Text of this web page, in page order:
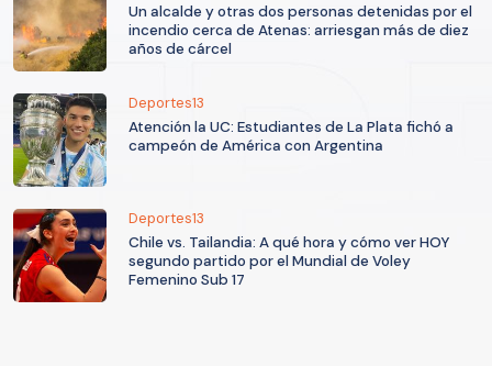
Un alcalde y otras dos personas detenidas por el
incendio cerca de Atenas: arriesgan más de diez
años de cárcel
Deportes13
Atención la UC: Estudiantes de La Plata fichó a
campeón de América con Argentina
Deportes13
Chile vs. Tailandia: A qué hora y cómo ver HOY
segundo partido por el Mundial de Voley
Femenino Sub 17